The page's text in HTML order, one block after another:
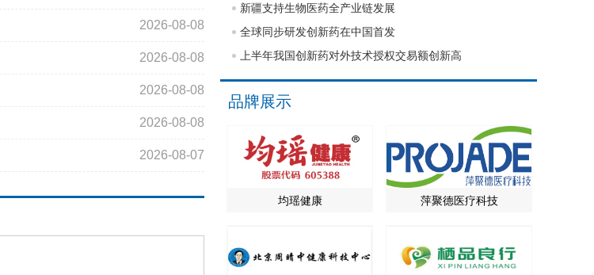
2026-08-08
2026-08-08
2026-08-08
2026-08-08
2026-08-07
新疆支持生物医药全产业链发展
全球同步研发创新药在中国首发
上半年我国创新药对外技术授权交易额创新高
品牌展示
均瑶健康 萍聚德医疗科技